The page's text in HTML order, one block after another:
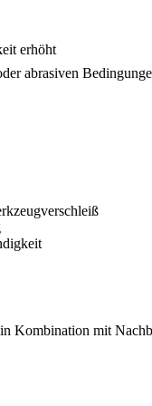
erhöht
abrasiven
Kombination mit